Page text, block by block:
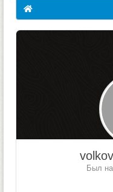
ВИДЕО
БЛОГИ
Был на